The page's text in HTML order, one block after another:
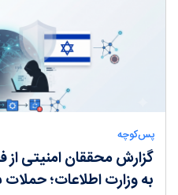
پس‌کوچه
گزارش محققان امنیتی
به وزارت اطلاعات؛ حملات